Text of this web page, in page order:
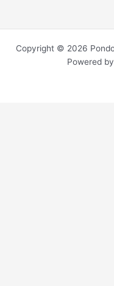
Copyright © 2026
Powered by